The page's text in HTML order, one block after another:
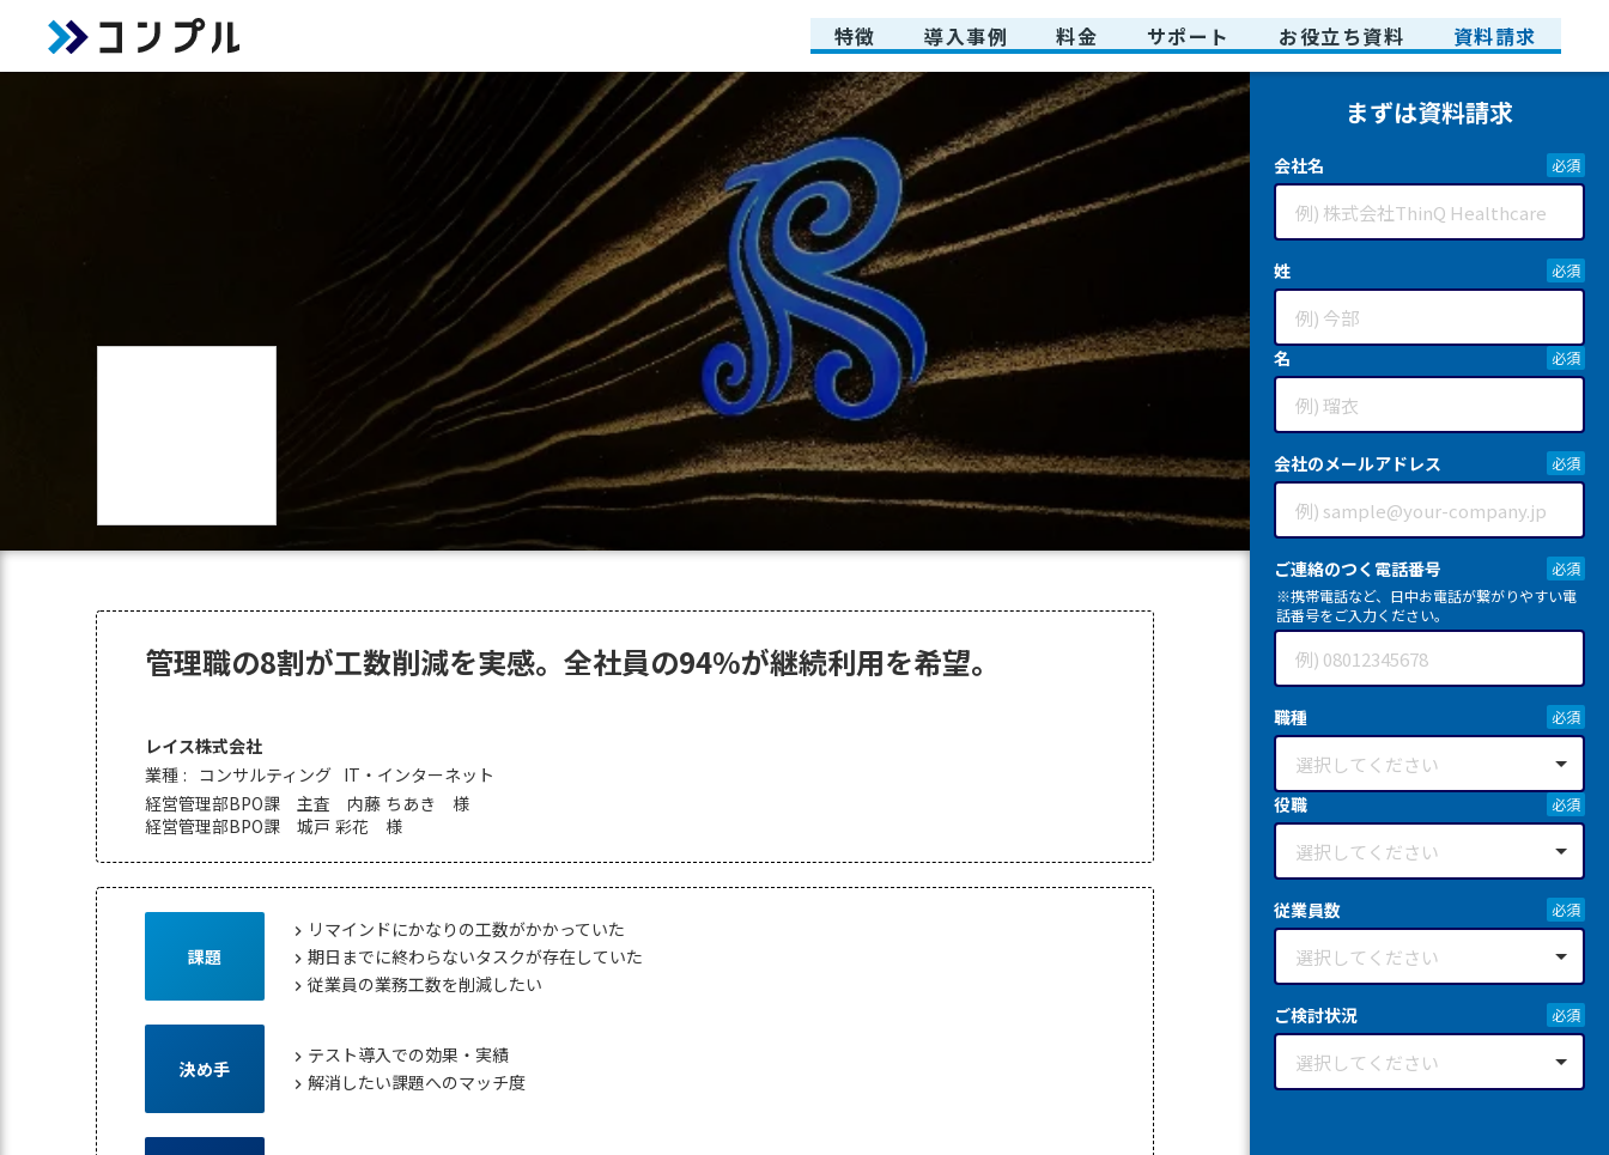
管理職の8割が工数削減を実感。全社員の94%が継続利用を希望。
レイス株式会社
業種 : コンサルティング IT・インターネット
経営管理部BPO課 主査 内藤 ちあき 様
経営管理部BPO課 城戸 彩花 様
課題
chevron_right リマインドにかなりの工数がかかっていた
chevron_right 期日までに終わらないタスクが存在していた
chevron_right 従業員の業務工数を削減したい
決め手 chevron_right テスト導入での効果・実績
chevron_right 解消したい課題へのマッチ度
まずは資料請求
会社名
姓
名
会社のメールアドレス
ご連絡のつく電話番号
※携帯電話など、日中お電話が繋がりやすい電
話番号をご入力ください。
職種
役職
従業員数
ご検討状況
特徴 導入事例 料金 サポート お役立ち資料 資料請求